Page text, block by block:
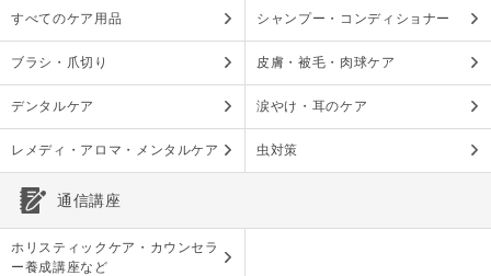
すべてのケア用品 シャンプー・コンディショナー
ブラシ・爪切り 皮膚・被毛・肉球ケア
デンタルケア 涙やけ・耳のケア
レメディ・アロマ・メンタルケア 虫対策
通信講座
ホリスティックケア・カウンセラ
ー養成講座など